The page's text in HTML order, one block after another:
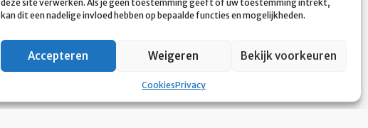
deze site verwerken. Als je geen toestemming geeft of uw toestemming intrekt,
kan dit een nadelige invloed hebben op bepaalde functies en mogelijkheden.
Accepteren Weigeren Bekijk voorkeuren
CookiesPrivacy